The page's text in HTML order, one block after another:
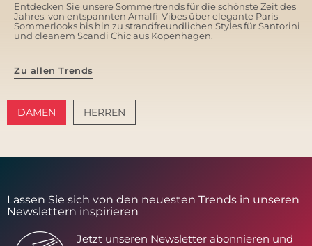
Entdecken Sie unsere Sommertrends für die schönste Zeit des
Jahres: von entspannten Amalfi-Vibes über elegante Paris-
Sommerlooks bis hin zu strandfreundlichen Styles für Santorini
und cleanem Scandi Chic aus Kopenhagen.
Zu allen Trends
DAMEN HERREN
Lassen Sie sich von den neuesten Trends in unseren
Newslettern inspirieren
Jetzt unseren Newsletter abonnieren und